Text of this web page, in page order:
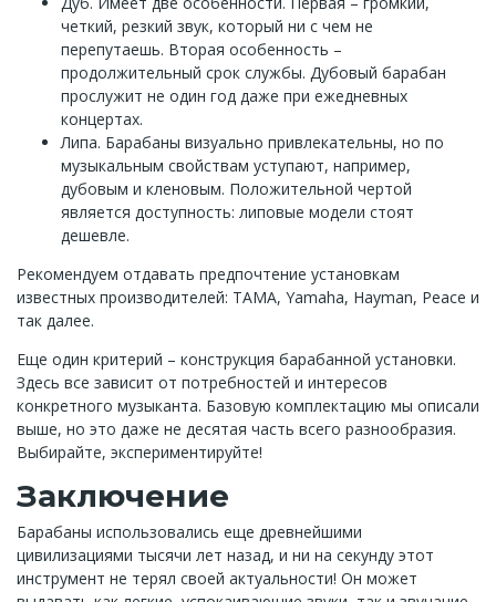
четкий, резкий звук, который ни с чем не
перепутаешь. Вторая особенность –
продолжительный срок службы. Дубовый барабан
прослужит не один год даже при ежедневных
концертах.
Липа. Барабаны визуально привлекательны, но по
музыкальным свойствам уступают, например,
дубовым и кленовым. Положительной чертой
является доступность: липовые модели стоят
дешевле.
Рекомендуем отдавать предпочтение установкам
известных производителей: TAMA, Yamaha, Hayman, Peace и
так далее.
Еще один критерий – конструкция барабанной установки.
Здесь все зависит от потребностей и интересов
конкретного музыканта. Базовую комплектацию мы описали
выше, но это даже не десятая часть всего разнообразия.
Выбирайте, экспериментируйте!
Заключение
Барабаны использовались еще древнейшими
цивилизациями тысячи лет назад, и ни на секунду этот
инструмент не терял своей актуальности! Он может